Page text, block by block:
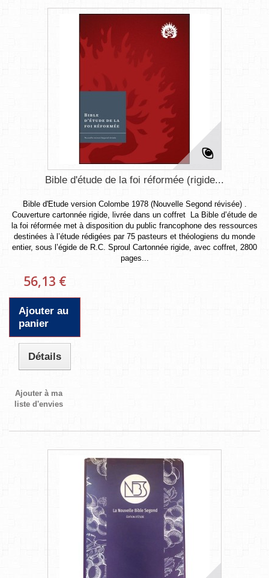
Bible d'étude de la foi réformée (rigide...
Bible d'Etude version Colombe 1978 (Nouvelle Segond révisée) .
Couverture cartonnée rigide, livrée dans un coffret La Bible d’étude de
la foi réformée met à disposition du public francophone des ressources
destinées à l’étude rédigées par 75 pasteurs et théologiens du monde
entier, sous l’égide de R.C. Sproul Cartonnée rigide, avec coffret, 2800
pages...
56,13 €
Ajouter au
panier
Détails
Ajouter à ma
liste d'envies